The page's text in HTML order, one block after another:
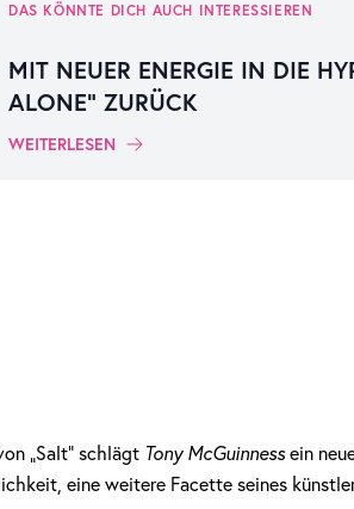
DAS KÖNNTE DICH AUCH INTERESSIEREN
MIT NEUER ENERGIE IN DIE
ALONE“ ZURÜCK
WEITERLESEN
„Salt“ schlägt Tony McGuinnessein
eine weitere Facette seines